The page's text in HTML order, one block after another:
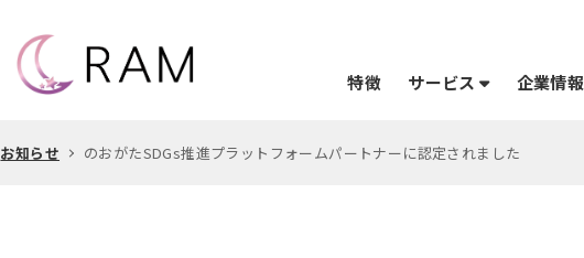
特徴 サービス 企業情報
お知らせ のおがたSDGs推進プラットフォームパートナーに認定されました